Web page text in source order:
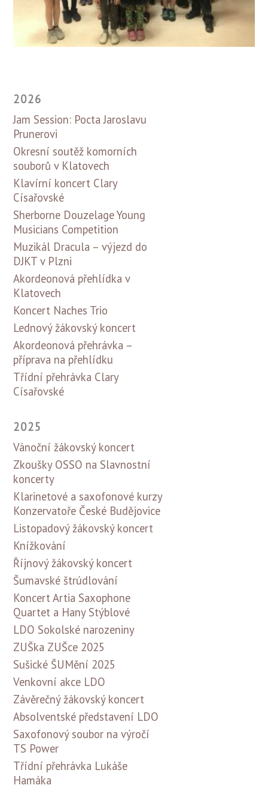
2026
Jam Session: Pocta Jaroslavu
Prunerovi
Okresní soutěž komorních
souborů v Klatovech
Klavírní koncert Clary
Císařovské
Sherborne Douzelage Young
Musicians Competition
Muzikál Dracula – výjezd do
DJKT v Plzni
Akordeonová přehlídka v
Klatovech
Koncert Naches Trio
Lednový žákovský koncert
Akordeonová přehrávka –
příprava na přehlídku
Třídní přehrávka Clary
Císařovské
2025
Vánoční žákovský koncert
Zkoušky OSSO na Slavnostní
koncerty
Klarinetové a saxofonové kurzy
Konzervatoře České Budějovice
Listopadový žákovský koncert
Knížkování
Říjnový žákovský koncert
Šumavské štrúdlování
Koncert Artia Saxophone
Quartet a Hany Stýblové
LDO Sokolské narozeniny
ZUŠka ZUŠce 2025
Sušické ŠUMění 2025
Venkovní akce LDO
Závěrečný žákovský koncert
Absolventské představení LDO
Saxofonový soubor na výročí
TS Power
Třídní přehrávka Lukáše
Hamáka